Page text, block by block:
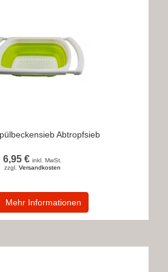
Abtropfsieb
6,95 € inkl. MwSt.
zzgl. Versandkosten
Mehr Informationen